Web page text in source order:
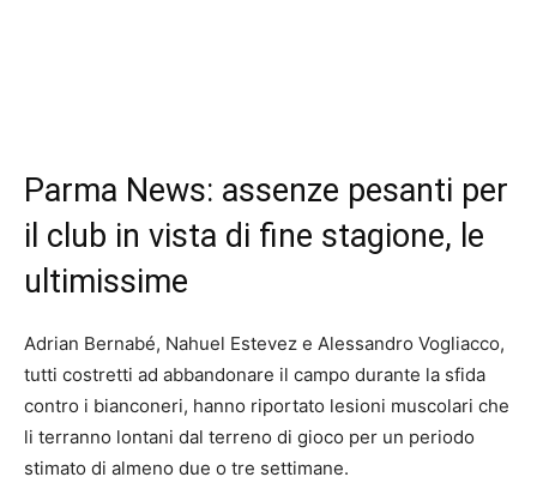
Parma News: assenze pesanti per
il club in vista di fine stagione, le
ultimissime
Adrian Bernabé, Nahuel Estevez e Alessandro Vogliacco,
tutti costretti ad abbandonare il campo durante la sfida
contro i bianconeri, hanno riportato lesioni muscolari che
li terranno lontani dal terreno di gioco per un periodo
stimato di almeno due o tre settimane.